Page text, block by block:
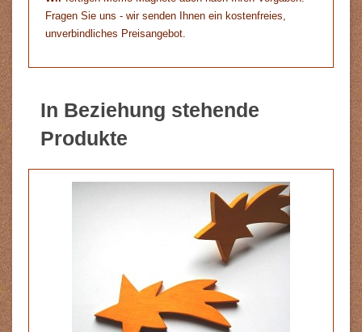
Fragen Sie uns - wir senden Ihnen ein kostenfreies,
unverbindliches Preisangebot.
In Beziehung stehende
Produkte